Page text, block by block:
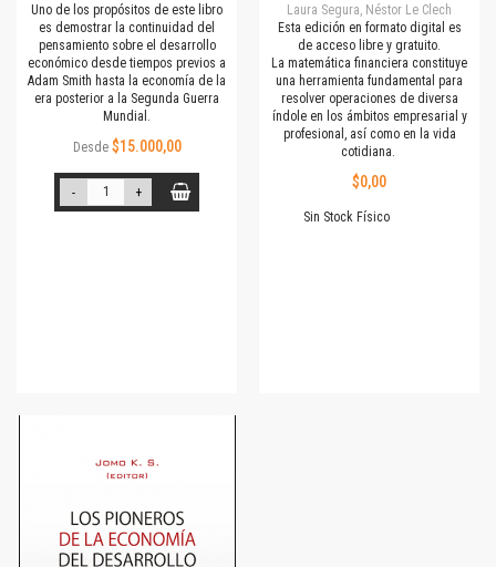
Uno de los propósitos de este libro
es demostrar la continuidad del
pensamiento sobre el desarrollo
económico desde tiempos previos a
Adam Smith hasta la economía de la
era posterior a la Segunda Guerra
Mundial.
Desde $15.000,00
- +
Laura Segura, Néstor Le Clech
Esta edición en formato digital es
de acceso libre y gratuito.
La matemática financiera constituye
una herramienta fundamental para
resolver operaciones de diversa
índole en los ámbitos empresarial y
profesional, así como en la vida
cotidiana.
$0,00
Sin Stock Físico